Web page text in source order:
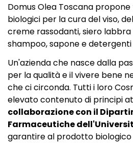
Domus Olea Toscana
biologici per la cura del viso,
creme rassodanti, siero
shampoo, sapone e detergenti
Un'azienda che nasce dalla
per la qualità e il vivere bene
che ci circonda. Tutti i loro
elevato contenuto di principi
collaborazione con il
Farmaceutiche
garantire al prodotto